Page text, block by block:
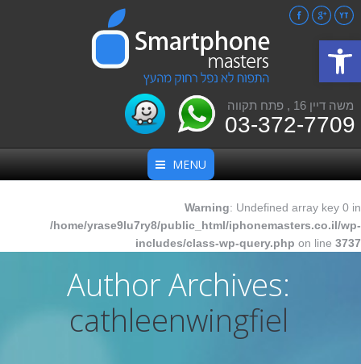
פתח סרגל נגישות
משה דיין 16 , פתח תקווה
03-372-7709
FacebookGoogle+
YouTube
MENU
Warning: Undefined array key 0 in
/home/yrase9lu7ry8/public_html/iphonemasters.co.il/wp-
includes/class-wp-query.php on line 3737
Author Archives:
cathleenwingfiel